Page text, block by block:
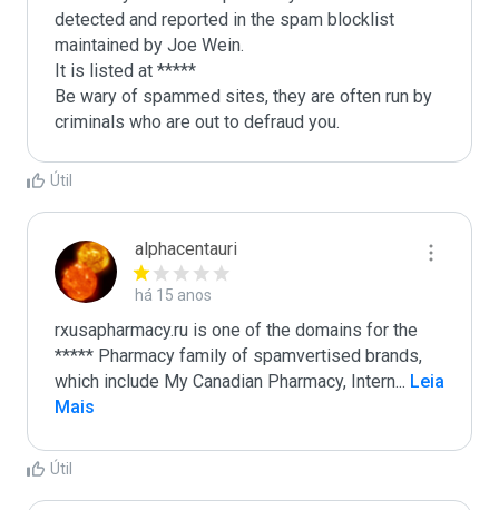
detected and reported in the spam blocklist
maintained by Joe Wein.
It is listed at *****
Be wary of spammed sites, they are often run by
criminals who are out to defraud you.
Útil
alphacentauri
há 15 anos
rxusapharmacy.ru is one of the domains for the
***** Pharmacy family of spamvertised brands,
which include My Canadian Pharmacy, Intern... Leia
Mais
Útil